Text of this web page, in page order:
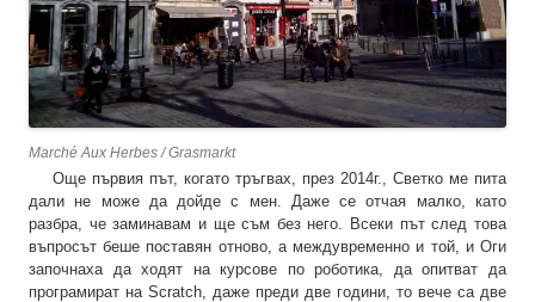
Marché Aux Herbes / Grasmarkt
Още първия път, когато тръгвах, през 2014г., Светко ме пита
дали не може да дойде с мен. Даже се отчая малко, като
разбра, че заминавам и ще съм без него. Всеки път след това
въпросът беше поставян отново, а междувременно и той, и Оги
започнаха да ходят на курсове по роботика, да опитват да
програмират на Scratch, даже преди две години, то вече са две